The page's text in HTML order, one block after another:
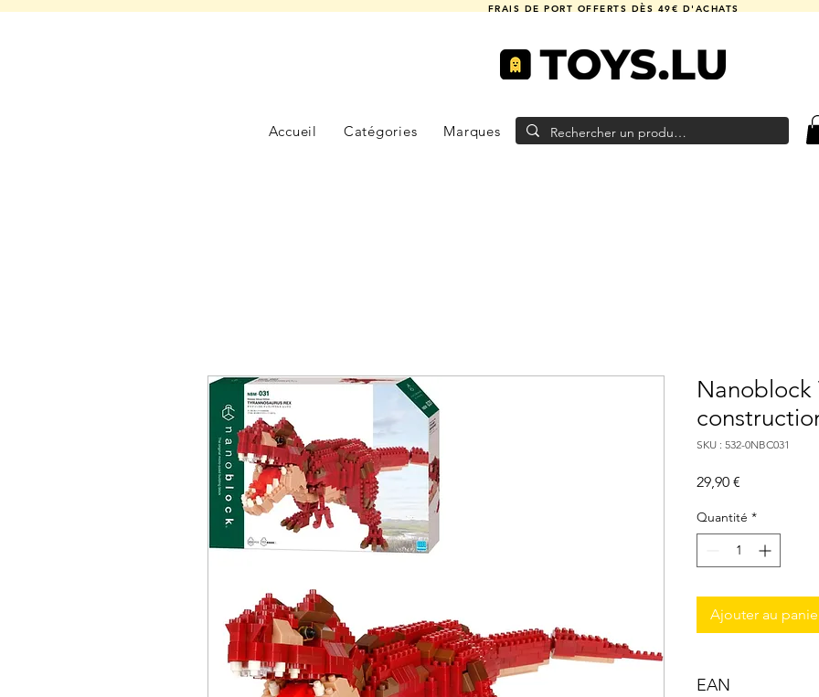
FRAIS DE PORT OFFERTS DÈS 49€ D'ACHATS
Accueil Catégories Marques
Nanoblock
SKU : 532-0NBC031
29,90 €
Quantité *
Ajouter au
EAN